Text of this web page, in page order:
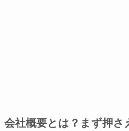
会社概要とは？まず押さ